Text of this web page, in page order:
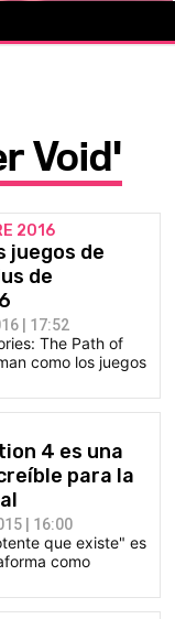
Void'
2016
juegos de
de
| 17:52
The Path of
como los juegos
4 es una
para la
| 16:00
que existe" es
como